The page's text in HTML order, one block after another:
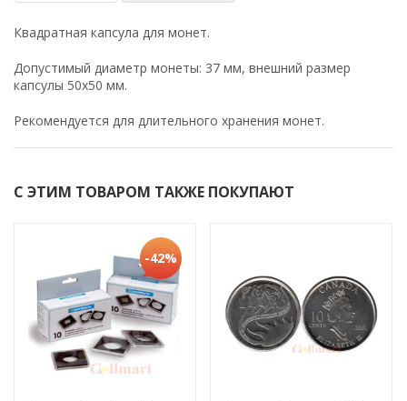
Квадратная капсула для монет.
Допустимый диаметр монеты: 37 мм, внешний размер
капсулы 50x50 мм.
Рекомендуется для длительного хранения монет.
С ЭТИМ ТОВАРОМ ТАКЖЕ ПОКУПАЮТ
-42%